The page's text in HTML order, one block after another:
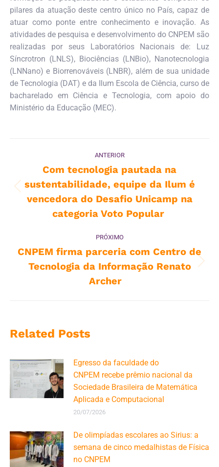
pilares da atuação deste centro único no País, capaz de
atuar como ponte entre conhecimento e inovação. As
atividades de pesquisa e desenvolvimento do CNPEM são
realizadas por seus Laboratórios Nacionais de: Luz
Síncrotron (LNLS), Biociências (LNBio), Nanotecnologia
(LNNano) e Biorrenováveis (LNBR), além de sua unidade
de Tecnologia (DAT) e da Ilum Escola de Ciência, curso de
bacharelado em Ciência e Tecnologia, com apoio do
Ministério da Educação (MEC).
Navegação
post:
ANTERIOR
Post
anterior:
Com tecnologia pautada na
sustentabilidade, equipe da Ilum é
vencedora do Desafio Unicamp na
categoria Voto Popular
PRÓXIMO
Próximo
post:
CNPEM firma parceria com Centro de
Tecnologia da Informação Renato
Archer
Related Posts
Egresso da faculdade do
CNPEM recebe prêmio nacional da
Sociedade Brasileira de Matemática
Aplicada e Computacional
20/07/2026
De olimpíadas escolares ao Sirius: a
semana de cinco medalhistas de Física
no CNPEM